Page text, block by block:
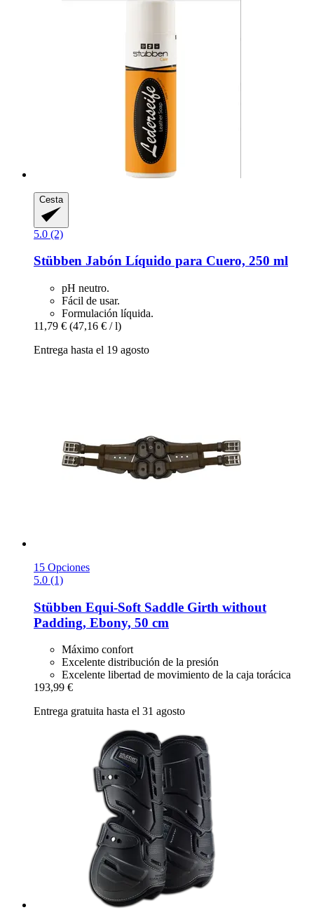
Cesta
5.0 (2)
Stübben Jabón Líquido para Cuero, 250 ml
pH neutro.
Fácil de usar.
Formulación líquida.
11,79 € (47,16 € / l)
Entrega hasta el 19 agosto
15 Opciones
5.0 (1)
Stübben Equi-​Soft Saddle Girth without
Padding, Ebony, 50 cm
Máximo confort
Excelente distribución de la presión
Excelente libertad de movimiento de la caja torácica
193,99 €
Entrega gratuita hasta el 31 agosto